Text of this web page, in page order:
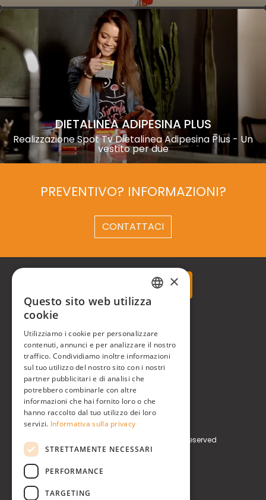
DIETALINEA ADIPESINA PLUS
Realizzazione Spot Tv Dietalinea Adipesina Plus - Un
vestito per due
PREVENTIVO? INFORMAZIONI?
CONTATTACI
P.zzale Arduino, 11 - Milano (MI)
Phone+39 0248519908
E-mail info@realtimegroup.it
P. IVA / C.F. 02794870960
Copyright © Real Time® S.r.l. All rights reserved
×
Questo sito web utilizza
cookie
Utilizziamo i cookie per personalizzare
contenuti, annunci e per analizzare il nostro
traffico. Condividiamo inoltre informazioni
sul tuo utilizzo del nostro sito con i nostri
partner pubblicitari e di analisi che
potrebbero combinarle con altre
informazioni che hai fornito loro o che
hanno raccolto dal tuo utilizzo dei loro
servizi. Informativa sulla privacy
STRETTAMENTE NECESSARI
PERFORMANCE
TARGETING